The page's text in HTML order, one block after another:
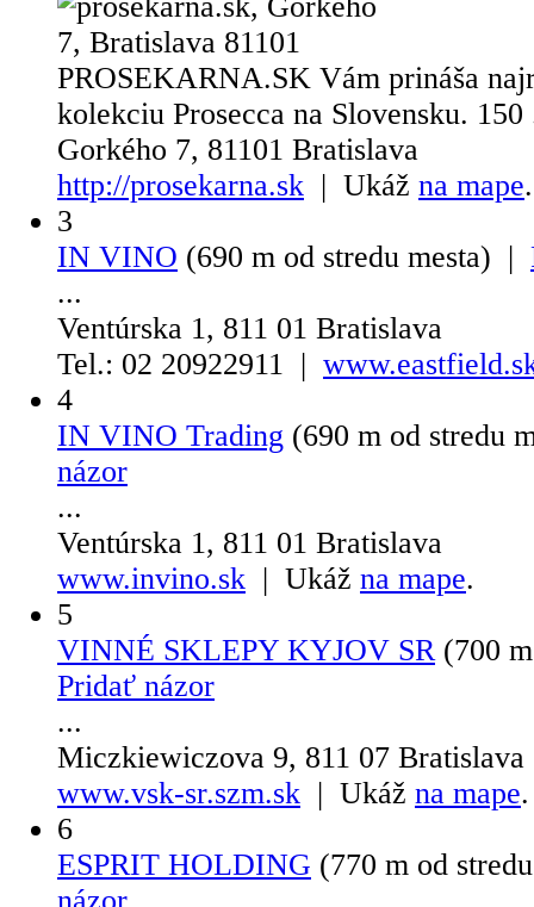
PROSEKARNA.SK Vám prináša
kolekciu Prosecca na Slovensku. 150
Gorkého 7, 81101 Bratislava
http://prosekarna.sk | Ukáž na mape.
3
IN VINO (690 m od stredu mesta) |
...
Ventúrska 1, 811 01 Bratislava
Tel.: 02 20922911 |
4
IN VINO Trading (690 m od stredu
názor
...
Ventúrska 1, 811 01 Bratislava
www.invino.sk | Ukáž na mape.
5
VINNÉ SKLEPY KYJOV SR (700
Pridať názor
...
Miczkiewiczova 9, 811 07 Bratislava
www.vsk-sr.szm.sk | Ukáž na mape.
6
ESPRIT HOLDING (770 m od